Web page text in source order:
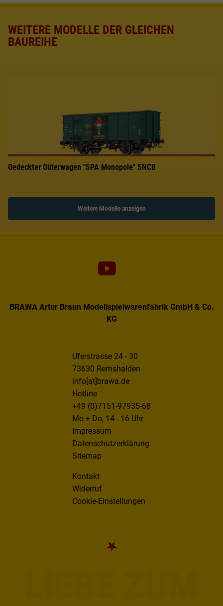
WEITERE MODELLE DER GLEICHEN
BAUREIHE
Gedeckter Güterwagen "SPA Monopole" SNCB
Weitere Modelle anzeigen
BRAWA Artur Braun Modellspielwarenfabrik GmbH & Co.
KG
Uferstrasse 24 - 30
73630 Remshalden
info[at]brawa.de
Hotline
+49 (0)7151-97935-68
Mo + Do, 14 - 16 Uhr
Impressum
Datenschutzerklärung
Sitemap
Kontakt
Widerruf
Cookie-Einstellungen